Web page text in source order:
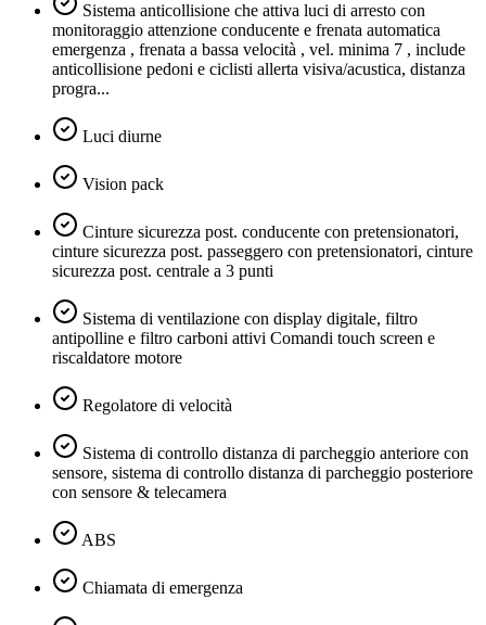
Sistema anticollisione che attiva luci di arresto con
monitoraggio attenzione conducente e frenata automatica
emergenza , frenata a bassa velocità , vel. minima 7 , include
anticollisione pedoni e ciclisti allerta visiva/acustica, distanza
progra...
Luci diurne
Vision pack
Cinture sicurezza post. conducente con pretensionatori,
cinture sicurezza post. passeggero con pretensionatori, cinture
sicurezza post. centrale a 3 punti
Sistema di ventilazione con display digitale, filtro
antipolline e filtro carboni attivi Comandi touch screen e
riscaldatore motore
Regolatore di velocità
Sistema di controllo distanza di parcheggio anteriore con
sensore, sistema di controllo distanza di parcheggio posteriore
con sensore & telecamera
ABS
Chiamata di emergenza